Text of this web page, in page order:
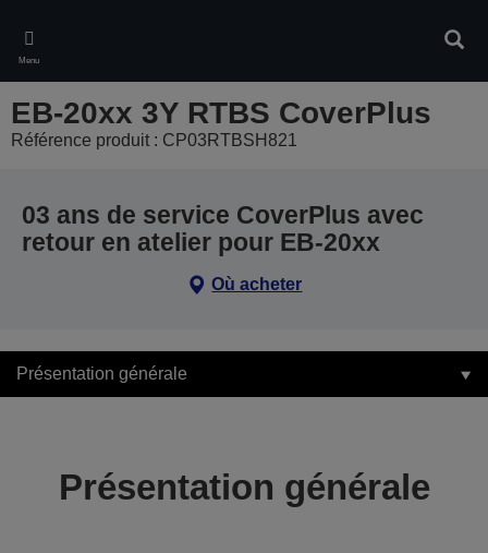
main
content
Menu
EB-20xx 3Y RTBS CoverPlus
Référence produit : CP03RTBSH821
03 ans de service CoverPlus avec
retour en atelier pour EB-20xx
Où acheter
Présentation générale
Présentation générale